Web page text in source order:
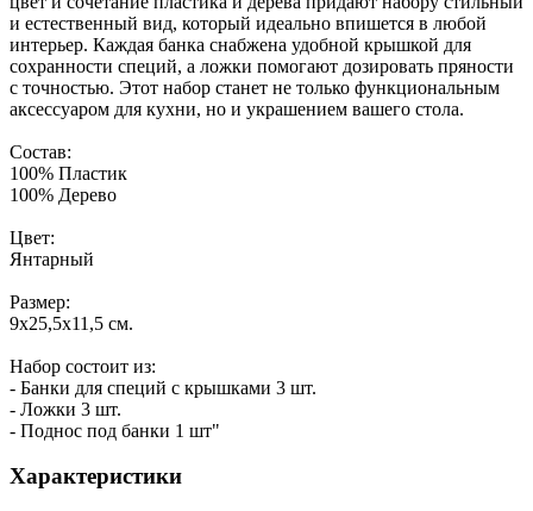
и естественный вид, который идеально впишется в любой
интерьер. Каждая банка снабжена удобной крышкой для
сохранности специй, а ложки помогают дозировать пряности
с точностью. Этот набор станет не только функциональным
аксессуаром для кухни, но и украшением вашего стола.
Состав:
100% Пластик
100% Дерево
Цвет:
Янтарный
Размер:
9x25,5x11,5 см.
Набор состоит из:
- Банки для специй с крышками 3 шт.
- Ложки 3 шт.
- Поднос под банки 1 шт"
Характеристики